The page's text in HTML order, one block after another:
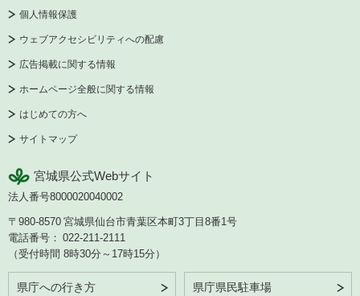
個人情報保護
ウェブアクセシビリティへの配慮
広告掲載に関する情報
ホームページ全般に関する情報
はじめての方へ
サイトマップ
宮城県公式Webサイト
法人番号8000020040002
〒980-8570 宮城県仙台市青葉区本町3丁目8番1号
電話番号： 022-211-2111
（受付時間 8時30分～17時15分）
県庁への行き方 県庁県民駐車場